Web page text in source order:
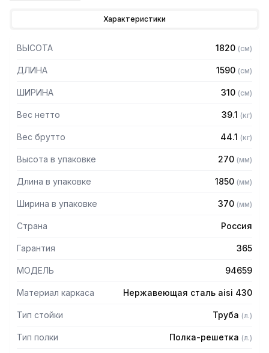
430 толщиной 1,2 мм
— Четыре решетчатые полки из нержавеющей стали
марки AISI 430 толщиной 0,8 мм
— Расстояние между полками регулируемое с шагом 120
— Регулируемые опоры
Характеристики
ВЫСОТА 1820 (см)
ДЛИНА 1590 (см)
ШИРИНА 310 (см)
Вес нетто 39.1 (кг)
Вес брутто 44.1 (кг)
Высота в упаковке 270 (мм)
Длина в упаковке 1850 (мм)
Ширина в упаковке 370 (мм)
Страна Россия
Гарантия 365
МОДЕЛЬ 94659
Материал каркаса Нержавеющая сталь aisi 430
Тип стойки Труба (л.)
Тип полки Полка-решетка (л.)